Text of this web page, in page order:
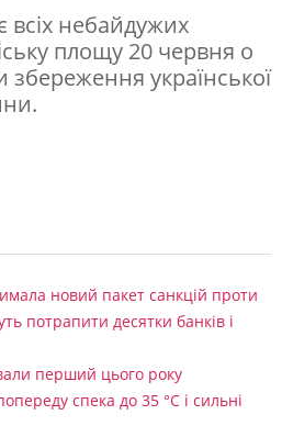
всіх небайдужих
площу 20 червня о
збереження української
новий пакет санкцій проти
потрапити десятки банків і
перший цього року
спека до 35 °C і сильні